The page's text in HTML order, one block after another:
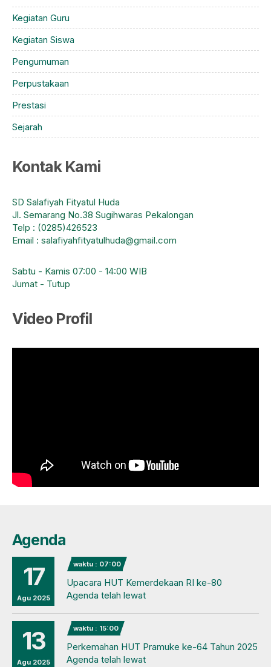
Kegiatan Guru
Kegiatan Siswa
Pengumuman
Perpustakaan
Prestasi
Sejarah
Kontak Kami
SD Salafiyah Fityatul Huda
Jl. Semarang No.38 Sugihwaras Pekalongan
Telp : (0285)426523
Email : salafiyahfityatulhuda@gmail.com
Sabtu - Kamis 07:00 - 14:00 WIB
Jumat - Tutup
Video Profil
Agenda
17
Agu 2025
waktu : 07:00
Upacara HUT Kemerdekaan RI ke-80
Agenda telah lewat
13
Agu 2025
waktu : 15:00
Perkemahan HUT Pramuke ke-64 Tahun 2025
Agenda telah lewat